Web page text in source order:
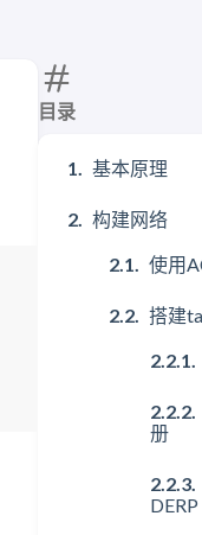
目录
基本原理
构建网络
使用
搭建
册
DERP